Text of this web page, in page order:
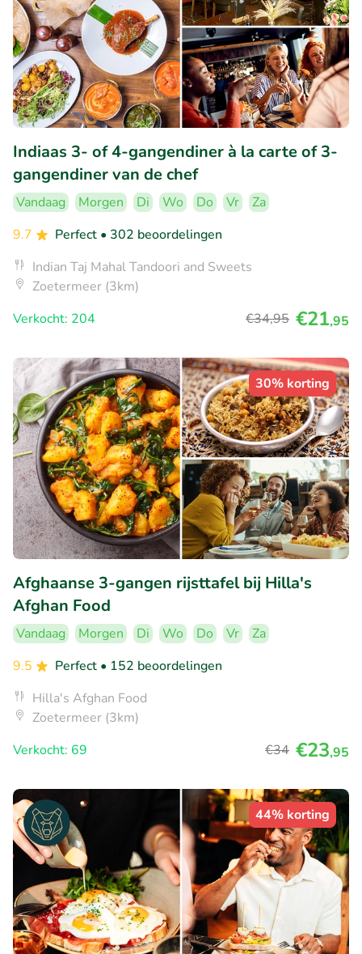
Indiaas 3- of 4-gangendiner à la carte of 3-
gangendiner van de chef
Vandaag Morgen Di Wo Do Vr
Za
9.7
Perfect • 302 beoordelingen
Indian Taj Mahal Tandoori and Sweets
Zoetermeer (3km)
Verkocht: 204
€34,95 €21,95
30% korting
Afghaanse 3-gangen rijsttafel bij Hilla's
Afghan Food
Vandaag Morgen Di Wo Do Vr
Za
9.5
Perfect • 152 beoordelingen
Hilla's Afghan Food
Zoetermeer (3km)
Verkocht: 69
€34 €23,95
44% korting